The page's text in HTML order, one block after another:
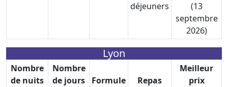
déjeuners
(13
septembre
2026)
Lyon
Nombre
de nuits
Nombre
de jours
Formule Repas
Meilleur
prix